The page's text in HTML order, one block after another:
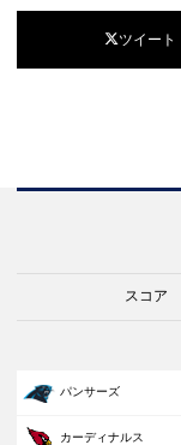
ツイート
スコア
パンサーズ
カーディナルス